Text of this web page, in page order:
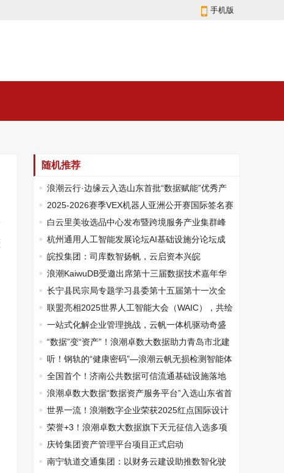
手机版
随机推荐
浪潮云行·边缘云入选山东首批“数据赋能”优秀产
品入库培育名单
2025-2026赛季VEX机器人亚洲公开赛国际签名赛
新闻发布会在京召开
白云里美妆选品中心发布暨跨境服务产业集群峰
会在广州举行
杭州通用人工智能发展论坛AI基础设施分论坛成
功召开
皖投集团：司库数智扬帆，云启资本兴皖
浪潮KaiwuDB受邀出席第十三届数据技术嘉年华
（DTC2024）
长宁县民宗局专题学习县委第十五届第十一次全
体 会议精神
联盟亮相2025世界人工智能大会（WAIC），共绘
AI产业发展新蓝图
一站式化解企业管理挑战，云帆一体机驱动奇盛
云全流程数智化再造
“数据”变“资产”！浪潮卓数大数据助力青岛市北建
投集团完成数据资源入表
听！钢轨的“健康密码”—浪潮云帆无损检测智能体
为交通安全保驾护航
全国首个！济南公共数据可信流通基础设施落地
浪潮卓数大数据“数据资产服务平台”入选山东省首
批优秀工业领域大模型服务平台
世界一流！浪潮数字企业荣获2025红点国际设计
大奖荣誉+3！浪潮卓数大数据旗下天元征信入选多项
山东省2024年度大数据产业“三优两重”名单
庆铃集团资产管理平台项目正式启动
南宁轨道交通集团：以财务云建设助推数智化驶